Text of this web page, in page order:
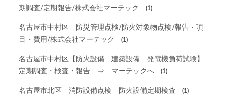
期調査/定期報告/株式会社マーテック
(1)
名古屋市中村区 防災管理点検/防火対象物点検/報告・項
目・費用/株式会社マーテック
(1)
名古屋市中村区【防火設備 建築設備 発電機負荷試験】
定期調査・検査・報告 ⇒ マーテックへ
(1)
名古屋市北区 消防設備点検 防火設備定期検査 (1)